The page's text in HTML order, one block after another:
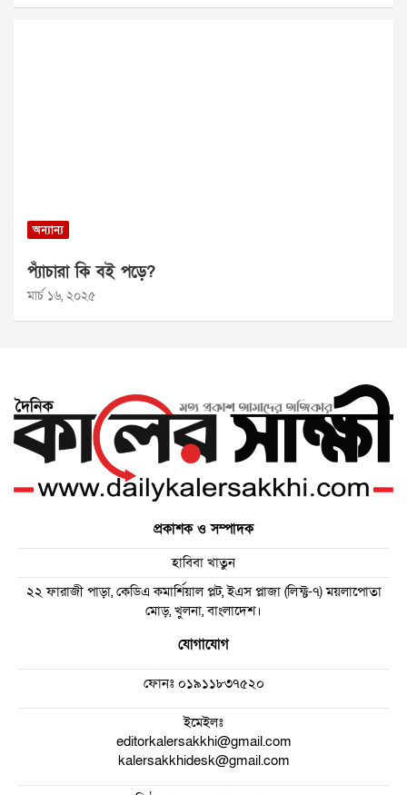
অন্যান্য
প্যাঁচারা কি বই পড়ে?
মার্চ ১৬, ২০২৫
প্রকাশক ও সম্পাদক
হাবিবা খাতুন
২২ ফারাজী পাড়া, কেডিএ কমার্শিয়াল প্লট, ইএস প্লাজা (লিফ্ট-৭) ময়লাপোতা
মোড়, খুলনা, বাংলাদেশ।
যোগাযোগ
ফোনঃ০১৯১১৮৩৭৫২০
ইমেইলঃ
editorkalersakkhi@gmail.com
kalersakkhidesk@gmail.com